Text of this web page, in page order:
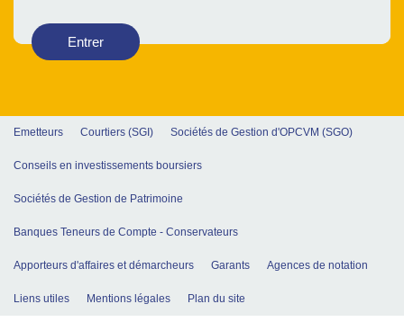
Entrer
Emetteurs Courtiers (SGI) Sociétés de Gestion d'OPCVM (SGO)
Conseils en investissements boursiers
Sociétés de Gestion de Patrimoine
Banques Teneurs de Compte - Conservateurs
Apporteurs d'affaires et démarcheurs Garants Agences de notation
Liens utiles Mentions légales Plan du site